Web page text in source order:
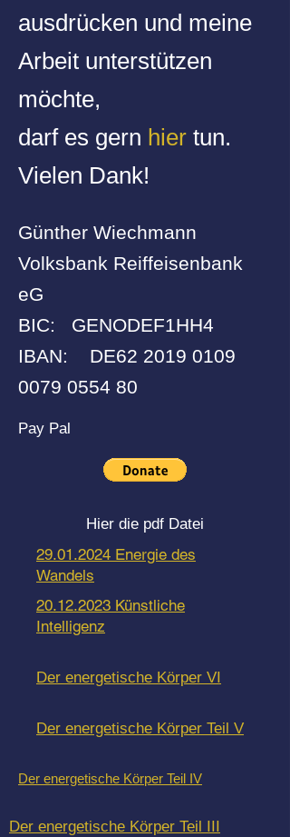
ausdrücken und meine
Arbeit unterstützen
möchte,
darf es gern hier tun.
Vielen Dank!
Günther Wiechmann
Volksbank Reiffeisenbank
eG
BIC: GENODEF1HH4
IBAN: DE62 2019 0109
0079 0554 80
Pay Pal
Hier die pdf Datei
29.01.2024 Energie des
Wandels
20.12.2023 Künstliche
Intelligenz
Der energetische Körper VI
Der energetische Körper Teil V
Der energetische Körper Teil IV
Der energetische Körper Teil III